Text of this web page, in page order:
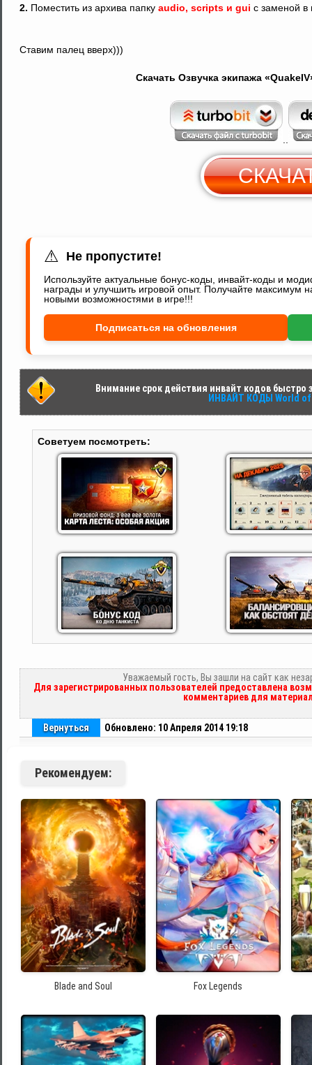
2. Поместить из архива папку audio, scripts и gui с заменой в
Ставим палец вверх)))
Скачать Озвучка экипажа
⚠ Не пропустите!
Используйте актуальные бонус-коды, инвайт-коды и
награды и улучшить игровой опыт. Получайте максимум
новыми возможностями в игре!!!
Подписаться на обновления
Внимание срок действия инвайт кодов быстро
ИНВАЙТ КОДЫ World
Советуем посмотреть:
Уважаемый гость, Вы зашли на сайт как
Для зарегистрированных пользователей предоставлена
комментариев для
Вернуться Обновлено: 10 Апреля 2014 19:18
Рекомендуем:
Blade and Soul Fox Legends